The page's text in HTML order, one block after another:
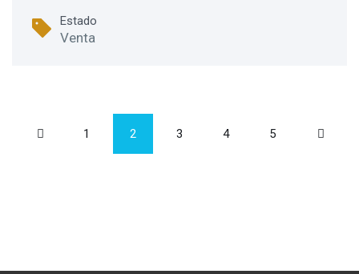
Estado
Venta
1 2 3 4 5